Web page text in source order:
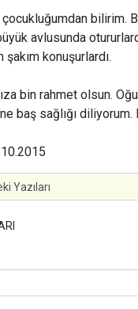
çocukluğumdan bilirim.
avlusunda
şakım konuşurlardı.
bin rahmet olsun.
baş sağlığı diliyorum.